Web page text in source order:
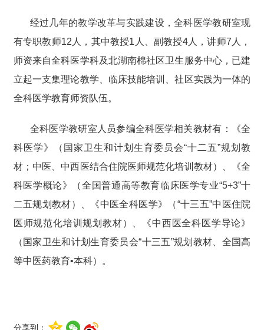
经过几年的教学改革与实践建设，全科医学教研室现
有专职教师12人，其中教授1人、副教授4人，讲师7人，
师资来自全科医学科及北湖南棉社区卫生服务中心，已建
立起一支集理论教学、临床技能培训、社区实践为一体的
全科医学教育师资队伍。
全科医学教研室人员参编全科医学相关教材有：《全
科医学》（国家卫生和计划生育委员会“十二五”规划教
材；中医、中西医结合住院医师规范化培训教材）、《全
科医学概论》（全国普通高等教育临床医学专业“5+3”十
二五规划教材）、《中医全科医学》（“十三五”中医住院
医师规范化培训规划教材）、《中西医全科医学导论》
（国家卫生和计划生育委员会“十三五”规划教材、全国高
等中医药教育•本科）。
分享到：